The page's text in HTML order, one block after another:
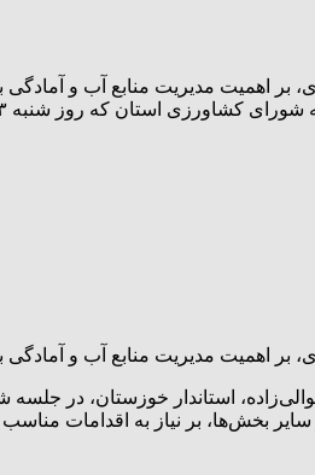
بر اهمیت مدیریت منابع آب و
کشاورزی استان که روز شنبه ۱۳ […]
بر اهمیت مدیریت منابع آب و
بخش‌ها، بر نیاز به اقدامات